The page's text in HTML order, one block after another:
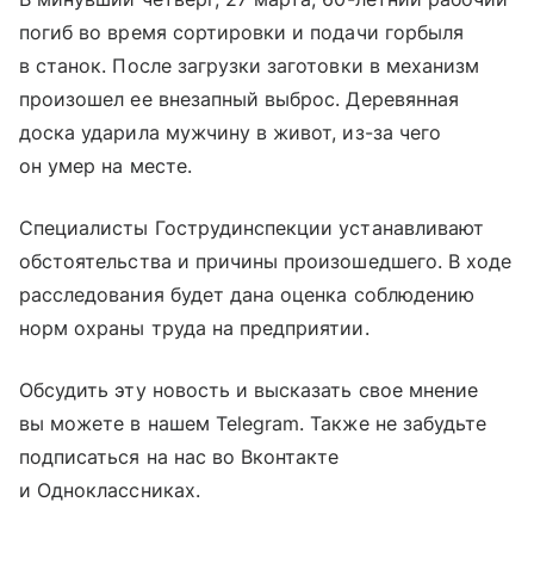
погиб во время сортировки и подачи горбыля
в станок. После загрузки заготовки в механизм
произошел ее внезапный выброс. Деревянная
доска ударила мужчину в живот, из-за чего
он умер на месте.
Специалисты Гострудинспекции устанавливают
обстоятельства и причины произошедшего. В ходе
расследования будет дана оценка соблюдению
норм охраны труда на предприятии.
Обсудить эту новость и высказать свое мнение
вы можете в нашем Telegram. Также не забудьте
подписаться на нас во Вконтакте
и Одноклассниках.